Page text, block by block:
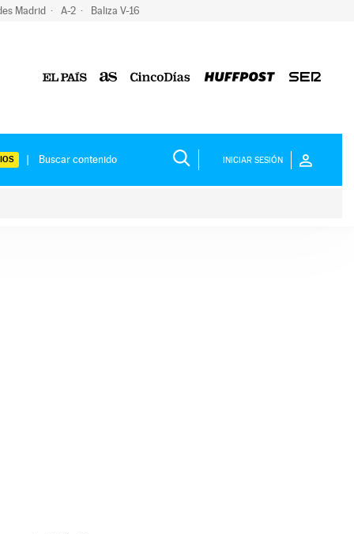
Madrid A-2 Baliza V-16
INICIAR SESIÓN